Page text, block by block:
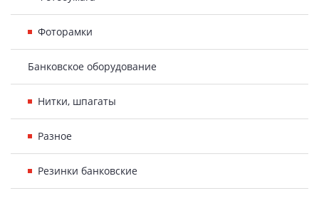
Фоторамки
Банковское оборудование
Нитки, шпагаты
Разное
Резинки банковские